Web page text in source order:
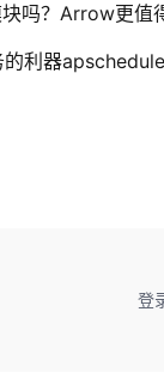
吗？Arrow更值
利器
登